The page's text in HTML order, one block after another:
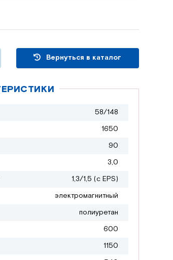
Вернуться в каталог
58/148
1650
90
3,0
1,3/1,5 (с EPS)
электромагнитный
полиуретан
600
1150